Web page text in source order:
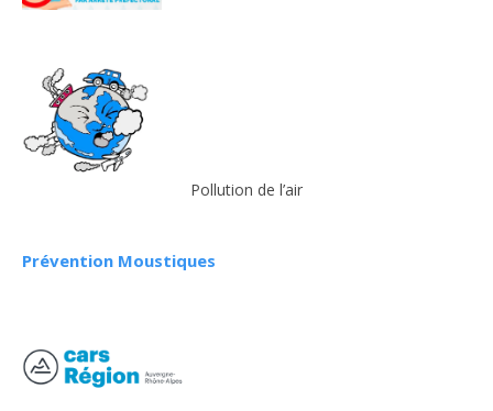
Pollution de l’air
Prévention Moustiques